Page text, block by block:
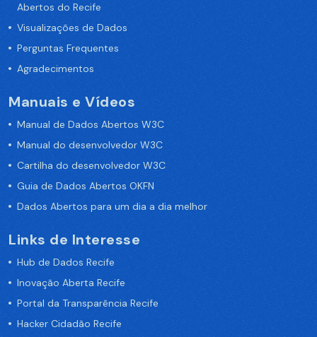
Abertos do Recife
Visualizações de Dados
Perguntas Frequentes
Agradecimentos
Manuais e Vídeos
Manual de Dados Abertos W3C
Manual do desenvolvedor W3C
Cartilha do desenvolvedor W3C
Guia de Dados Abertos OKFN
Dados Abertos para um dia a dia melhor
Links de Interesse
Hub de Dados Recife
Inovação Aberta Recife
Portal da Transparência Recife
Hacker Cidadão Recife